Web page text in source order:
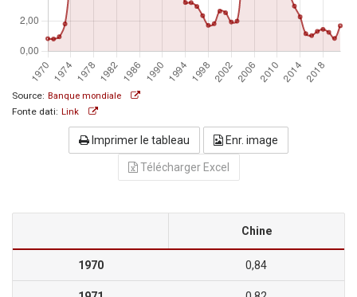
Source: Banque mondiale
Fonte dati: Link
Imprimer le tableau Enr. image
Télécharger Excel
Chine
1970 0,84